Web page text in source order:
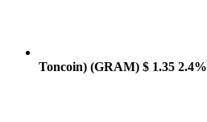
Toncoin) (GRAM) $ 1.35 2.4%